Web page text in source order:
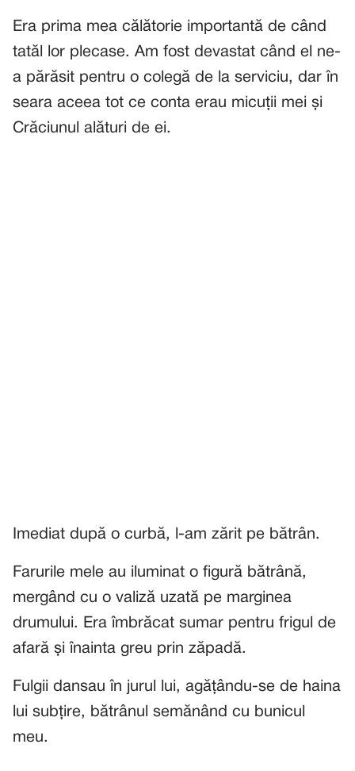
Era prima mea călătorie importantă de când
tatăl lor plecase. Am fost devastat când el ne-
a părăsit pentru o colegă de la serviciu, dar în
seara aceea tot ce conta erau micuții mei și
Crăciunul alături de ei.
Imediat după o curbă, l-am zărit pe bătrân.
Farurile mele au iluminat o figură bătrână,
mergând cu o valiză uzată pe marginea
drumului. Era îmbrăcat sumar pentru frigul de
afară și înainta greu prin zăpadă.
Fulgii dansau în jurul lui, agățându-se de haina
lui subțire, bătrânul semănând cu bunicul
meu.